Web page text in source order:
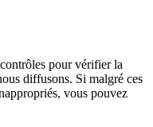
pour vérifier la
diffusons. Si malgré ces
vous pouvez